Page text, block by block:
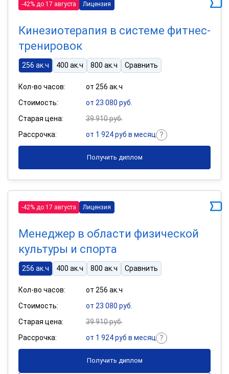
-42% до 17 августа Лицензия
Кинезиотерапия в системе фитнес-
тренировок
256 ак.ч 400 ак.ч 800 ак.ч Сравнить
Кол-во часов:
от 256 ак.ч
Стоимость:
от 23 080 руб.
Старая цена:
39 910 руб.
Рассрочка:
от 1 924 руб в месяц
Получить диплом
-42% до 17 августа Лицензия
Менеджер в области физической
культуры и спорта
256 ак.ч 400 ак.ч 800 ак.ч Сравнить
Кол-во часов:
от 256 ак.ч
Стоимость:
от 23 080 руб.
Старая цена:
39 910 руб.
Рассрочка:
от 1 924 руб в месяц
Получить диплом